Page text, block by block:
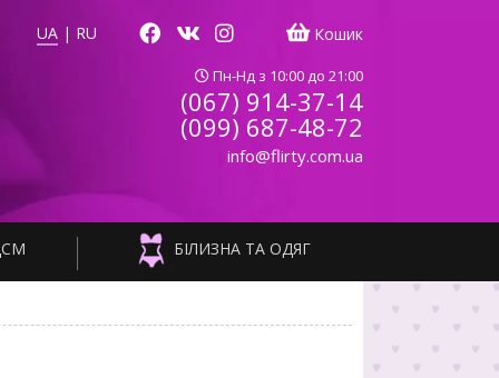
UA | RU Кошик
Пн-Нд з 10:00 до 21:00
(067) 914-37-14
(099) 687-48-72
info@flirty.com.ua
БІЛИЗНА ТА ОДЯГ